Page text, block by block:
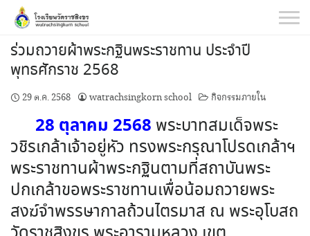
Skip
content
ร่วมถวายผ้าพระกฐินพระราชทาน ประจำปี
พุทธศักราช 2568
29 ต.ค. 2568 watrachsingkorn school กิจกรรมภายใน
28 ตุลาคม 2568 พระบาทสมเด็จพระ
วชิรเกล้าเจ้าอยู่หัว ทรงพระกรุณาโปรดเกล้าฯ
พระราชทานผ้าพระกฐินตามที่สถาบันพระ
ปกเกล้าขอพระราชทานเพื่อน้อมถวายพระ
สงฆ์จำพรรษากาลถ้วนไตรมาส ณ พระอุโบสถ